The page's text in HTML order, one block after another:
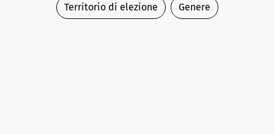
Territorio di elezione Genere